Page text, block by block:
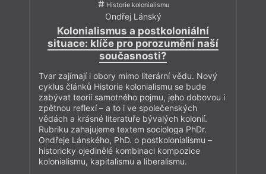
Historie kolonialismu
Ondřej Lánský
Kolonialismus a postkoloniální
situace: klíče pro porozumění naší
současnosti?
Tvar zajímají i obory mimo literární vědu. Nový
cyklus článků Historie kolonialismu se bude
zabývat teorií samotného pojmu, jeho dobovou i
zpětnou reflexí – a to i ve společenských
vědách a krásné literatuře bývalých kolonií.
Rubriku zahajujeme textem sociologa PhDr.
Ondřeje Lánského, PhD. o postkolonialismu –
historicky ojedinělé kombinaci kompozice
kolonialismu, kapitalismu a liberalismu.